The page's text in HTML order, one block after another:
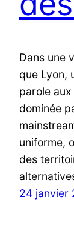
Dans une
que Lyon,
parole aux
dominée
uniforme,
des
24 janvier